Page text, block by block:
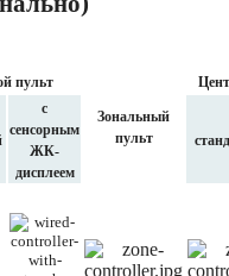
пульт
Зональный
пульт
с
сенсорным
ЖК-
дисплеем